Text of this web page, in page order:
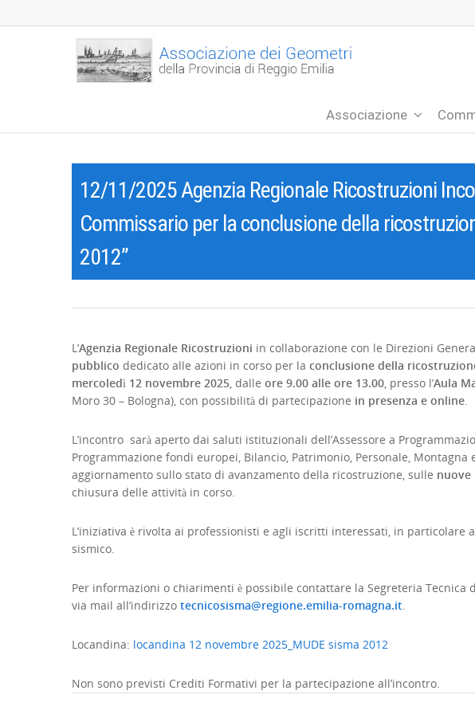
Associazione
12/11/2025 Agenzia Regionale Ricostruzioni
Commissario per la conclusione della
2012”
L’Agenzia Regionale Ricostruzioni in collaborazione con le Direzioni
pubblico dedicato alle azioni in corso per la conclusione della
mercoledì 12 novembre 2025, dalle ore 9.00 alle ore 13.00, presso l’Aula
Moro 30 – Bologna), con possibilità di partecipazione in presenza e online.
L’incontro sarà aperto dai saluti istituzionali dell’Assessore a
Programmazione fondi europei, Bilancio, Patrimonio, Personale, Montagna
aggiornamento sullo stato di avanzamento della ricostruzione, sulle nuove
chiusura delle attività in corso.
L’iniziativa è rivolta ai professionisti e agli iscritti interessati, in particolare
sismico.
Per informazioni o chiarimenti è possibile contattare la Segreteria Tecnica
via mail all’indirizzo tecnicosisma@regione.emilia-romagna.it.
Locandina: locandina 12 novembre 2025_MUDE sisma 2012
Non sono previsti Crediti Formativi per la partecipazione all’incontro.